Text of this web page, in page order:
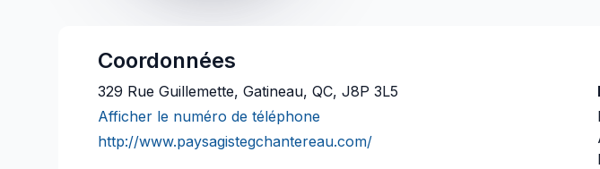
Coordonnées
329 Rue Guillemette, Gatineau, QC, J8P 3L5
Afficher le numéro de téléphone
http://www.paysagistegchantereau.com/